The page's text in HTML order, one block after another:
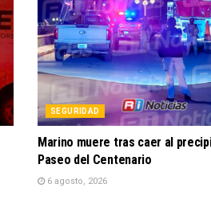
SEGURIDAD
Marino muere tras caer al
Paseo del Centenario
6 agosto, 2026